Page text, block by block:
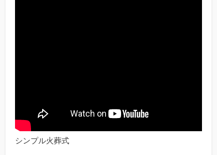
シンプル火葬式